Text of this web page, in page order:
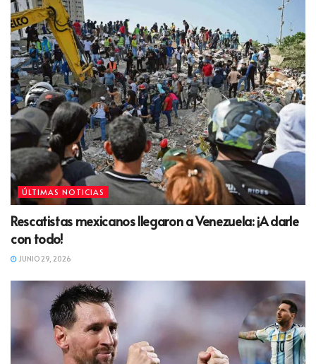
ÚLTIMAS NOTICIAS
Rescatistas mexicanos llegaron a Venezuela: ¡A darle
con todo!
JUNIO 29, 2026